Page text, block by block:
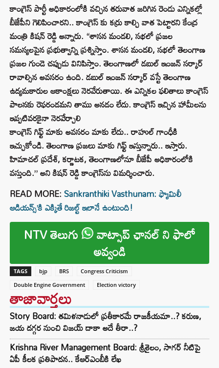
కాంగ్రెస్ పార్టీ అధికారంలోకి వచ్చిన తరువాత జరిగిన రెండు ఎన్నికల్లో
బీజేపీని గెలిపించారని.. కాంగ్రెస్ కు కర్రు కాల్చి వాత పెట్టారని కేంద్ర
మంత్రి కిషన్ రెడ్డి అన్నారు. “శాసన మండలి, సభలో ప్రజల
సమస్యలపైన ప్రభుత్వాన్ని ప్రశ్నిస్తాం. శాసన మండలి, సభలో తెలంగాణ
ప్రజల గుండె చప్పుడు వినిపిస్తాం. తెలంగాణలో డబుల్ ఇంజన్ సర్కార్
రావాల్సిన అవసరం ఉంది. డబుల్ ఇంజన్ సర్కార్ వస్టే తెలంగాణ
ఉద్యమకారుల ఆకాంక్షలు నెరవేరుతాయి. ఈ ఎన్నికల ఫలితాలు కాంగ్రెస్
పాలనకు రెఫరండమని తాము అనడం లేదు. కాంగ్రెస్ ఇచ్చిన హామీలను
ఇప్పటివరకైనా నెరవేర్చాలి
కాంగ్రెస్ గిఫ్ట్ మాకు అవసరం మాకు లేదు.. రాహుల్ గాంధీకి
ఇచ్చుకోండి. తెలంగాణ ప్రజలు మాకు గిఫ్ట్ ఇస్తున్నారు.. ఇస్తారు.
హిమాచల్ ప్రదేశ్, కర్ణాటక, తెలంగాణలోనూ బీజేపీ అధికారంలోకి
వస్తుంది.” అని కిషన్ రెడ్డి కాంగ్రెస్‌ను విమర్శించారు.
READ MORE:Sankranthiki Vasthunam: ఫ్యామిలీ
ఆడియన్స్’కి ఎక్కితే రిజల్ట్ ఇలానే ఉంటుంది!
NTV తెలుగు వాట్సాప్ ఛానల్ ని ఫాలో
అవ్వండి
TAGS bjp BRS
Congress Criticism
Double Engine Government
Election victory
తాజావార్తలు
Story Board: తమిళనాడులో ప్రతీకారమే రాజకీయమా..? కరుణ,
జయ దగ్గర నుంచి విజయ్ దాకా అదే తీరా..?
Krishna River Management Board: శ్రీశైలం, సాగర్ నీటిపై
ఏపీ కీలక ప్రతిపాదన.. కేఆర్ఎంబీకి లేఖ